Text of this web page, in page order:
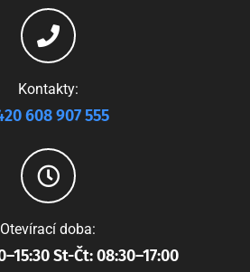
Kontakty:
608 907 555
Otevírací doba:
St-Čt: 08:30–17:00